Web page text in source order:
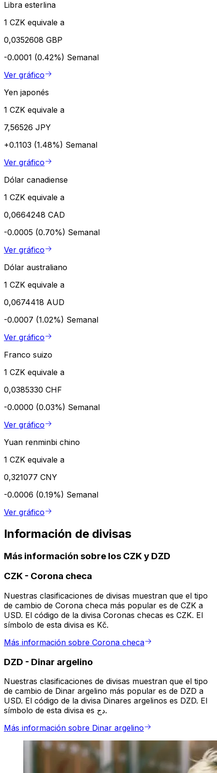
Libra esterlina
1 CZK equivale a
0,0352608 GBP
-0.0001 (0.42%) Semanal
Ver gráfico
Yen japonés
1 CZK equivale a
7,56526 JPY
+0.1103 (1.48%) Semanal
Ver gráfico
Dólar canadiense
1 CZK equivale a
0,0664248 CAD
-0.0005 (0.70%) Semanal
Ver gráfico
Dólar australiano
1 CZK equivale a
0,0674418 AUD
-0.0007 (1.02%) Semanal
Ver gráfico
Franco suizo
1 CZK equivale a
0,0385330 CHF
-0.0000 (0.03%) Semanal
Ver gráfico
Yuan renminbi chino
1 CZK equivale a
0,321077 CNY
-0.0006 (0.19%) Semanal
Ver gráfico
Información de divisas
Más información sobre los CZK y DZD
CZK - Corona checa
Nuestras clasificaciones de divisas muestran que el tipo
de cambio de Corona checa más popular es de CZK a
USD. El código de la divisa Coronas checas es CZK. El
símbolo de esta divisa es Kč.
Más información sobre Corona checa
DZD - Dinar argelino
Nuestras clasificaciones de divisas muestran que el tipo
de cambio de Dinar argelino más popular es de DZD a
USD. El código de la divisa Dinares argelinos es DZD. El
símbolo de esta divisa es دج.
Más información sobre Dinar argelino